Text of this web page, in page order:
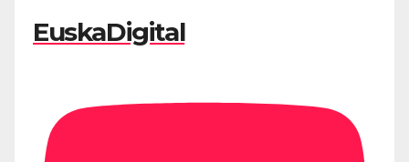
EuskaDigital